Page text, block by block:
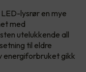
lysrør en mye
med
utelukkende all
til eldre
energiforbruket gikk